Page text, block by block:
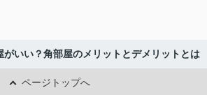
がいい？角部屋のメリットとデメリットとは
ページトップへ